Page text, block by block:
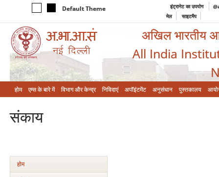
Default Theme इंट्रानेट का उपयोग
मेल
साइटमैप
अखिल भारतीय
All India
होम एम्‍स के बारे में विभाग और केन्‍द्र निविदाएं अपॉइंटमेंट अनुसंधान पुस्तकालय
संकाय
होम